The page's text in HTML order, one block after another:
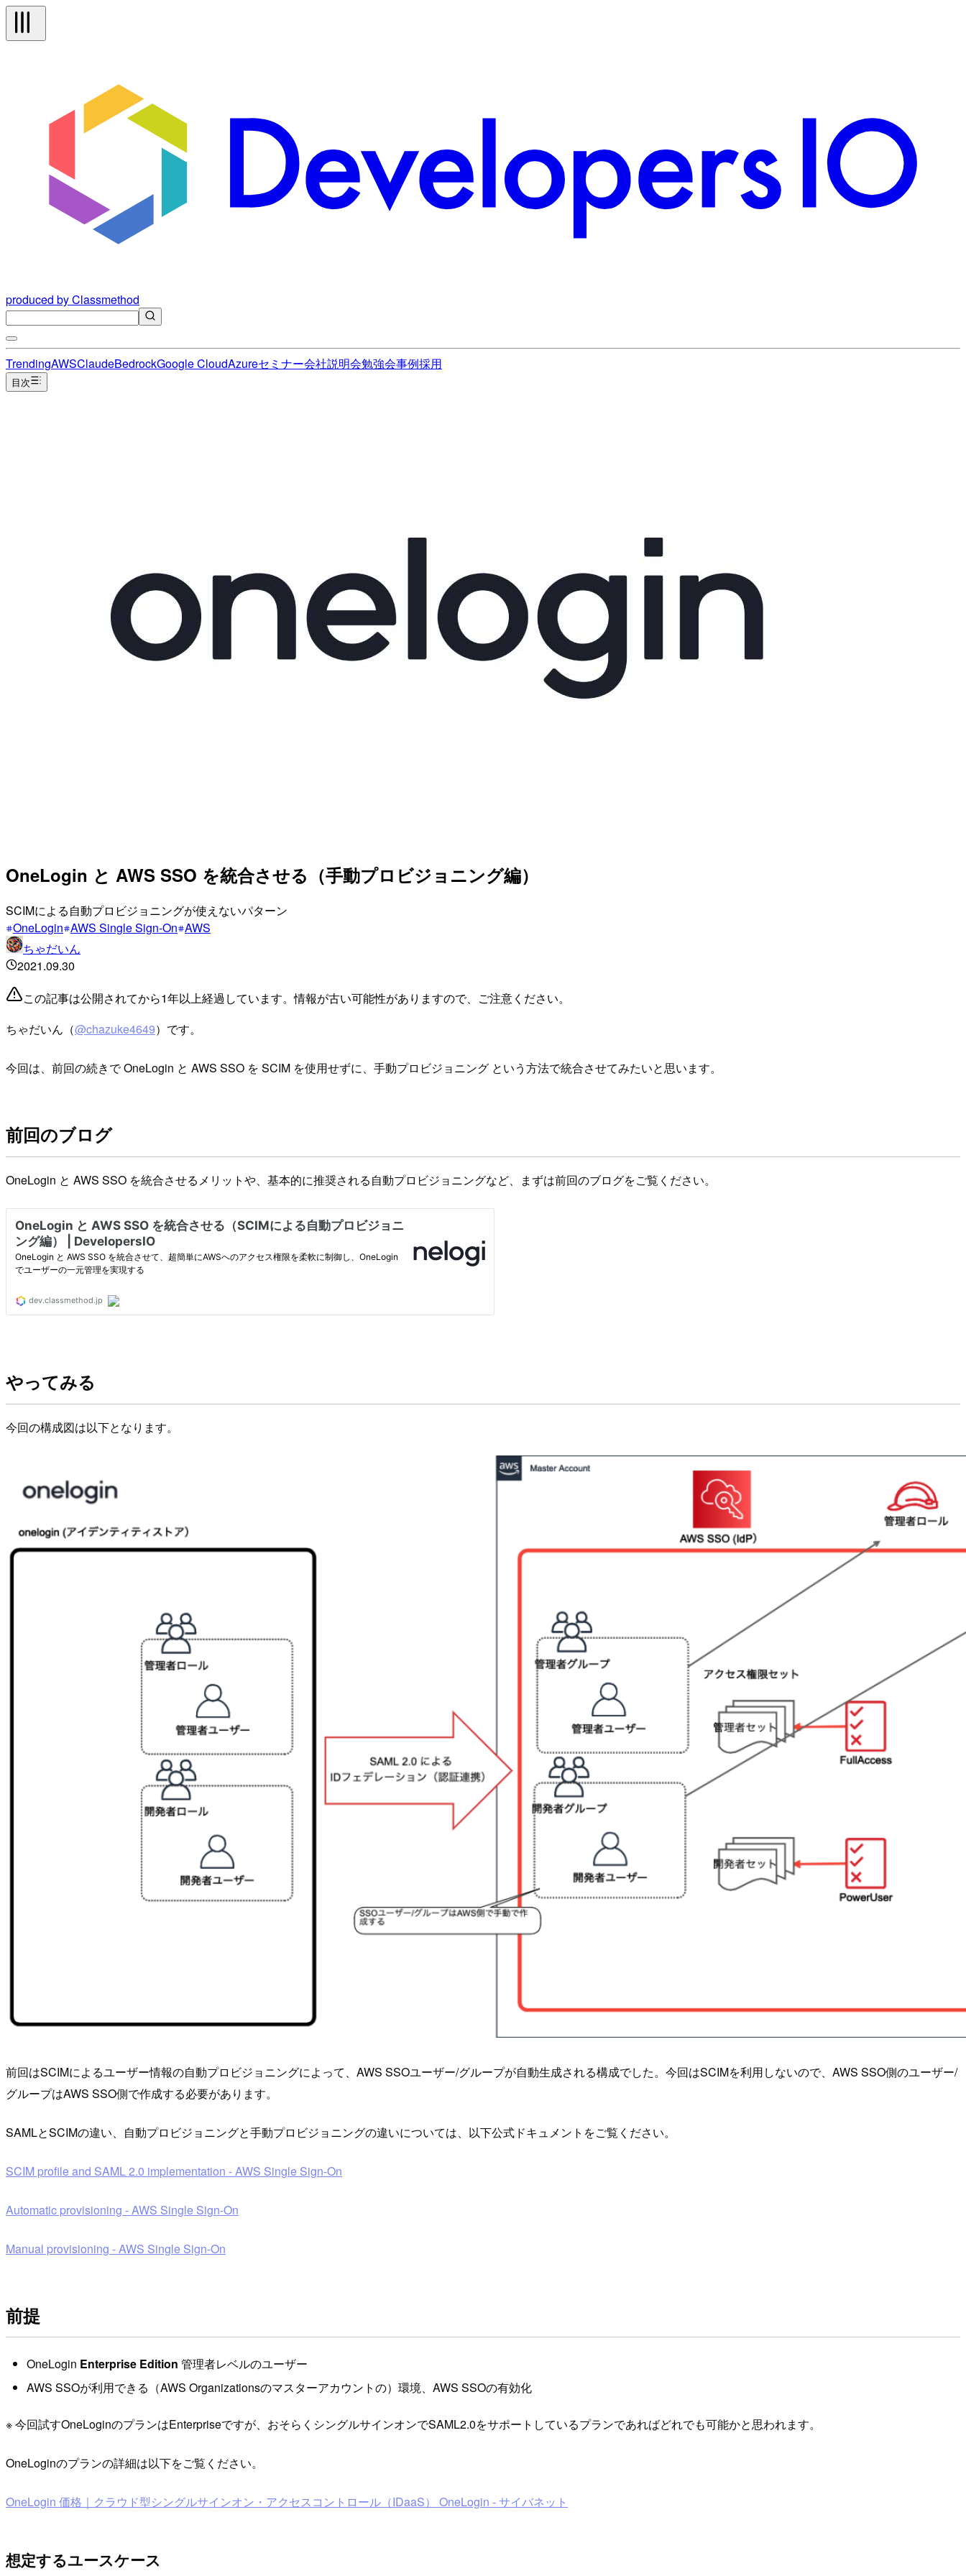
produced by Classmethod
TrendingAWSClaudeBedrockGoogle CloudAzureセミナー会社説明会勉強会事例採用
目次
OneLogin と AWS SSO を統合させる（手動プロビジョニング編）
SCIMによる自動プロビジョニングが使えないパターン
OneLogin AWS Single Sign-On AWS
ちゃだいん
2021.09.30
この記事は公開されてから1年以上経過しています。情報が古い可能性がありますので、ご注意ください。
ちゃだいん（@chazuke4649）です。
今回は、前回の続きで OneLogin と AWS SSO を SCIM を使用せずに、手動プロビジョニング という方法で統合させてみたいと思います。
前回のブログ
OneLogin と AWS SSO を統合させるメリットや、基本的に推奨される自動プロビジョニングなど、まずは前回のブログをご覧ください。
やってみる
今回の構成図は以下となります。
前回はSCIMによるユーザー情報の自動プロビジョニングによって、AWS SSOユーザー/グループが自動生成される構成でした。今回はSCIMを利用しないので、AWS SSO側のユーザー/
グループはAWS SSO側で作成する必要があります。
SAMLとSCIMの違い、自動プロビジョニングと手動プロビジョニングの違いについては、以下公式ドキュメントをご覧ください。
SCIM profile and SAML 2.0 implementation - AWS Single Sign-On
Automatic provisioning - AWS Single Sign-On
Manual provisioning - AWS Single Sign-On
前提
OneLogin Enterprise Edition 管理者レベルのユーザー
AWS SSOが利用できる（AWS Organizationsのマスターアカウントの）環境、AWS SSOの有効化
※ 今回試すOneLoginのプランはEnterpriseですが、おそらくシングルサインオンでSAML2.0をサポートしているプランであればどれでも可能かと思われます。
OneLoginのプランの詳細は以下をご覧ください。
OneLogin 価格｜クラウド型シングルサインオン・アクセスコントロール（IDaaS） OneLogin - サイバネット
想定するユースケース